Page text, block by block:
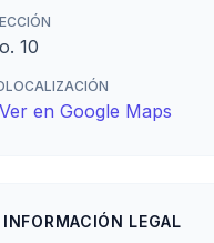
10
Ver en Google Maps
INFORMACIÓN LEGAL